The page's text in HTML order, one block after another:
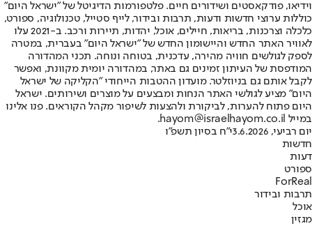
וידיאו, פודקאסטים ושידורים חיים. פלטפורמות הדיגיטל של "ישראל היום"
כוללות ערוצי חדשות ודעות, תרבות ובידור, לייף סטייל, טכנולוגיה, ספורט,
כלכלה וצרכנות, בריאות, חיילים, אוכל, יהדות, תיירות ורכב. ב-2021 עלו
לאוויר האתר החדש והיישומון החדש של "ישראל היום" בעברית, במטרה
לספק לגולשים חוויה מהירה, עדכנית, בטוחה ונוחה. תכני המהדורה
המודפסת של העיתון זמינים גם באתר, במהדורה יומית מקוונת, ואפשר
לקבל אותם גם בניוזלטר. מועדון ההטבות הייחודי "הקליקה של ישראל
היום" מציע לגולשי האתר הנחות ומבצעים על מוצרים ושירותים. ישראל
היום פתוח להערות, לביקורת ולהצעות לשיפור מקהל הקוראים. פנו אלינו
במייל hayom@israelhayom.co.il.
יום רביעי, 3.6.2026
י"ח בסיון תשפ"ו
חדשות
דעות
ספורט
ForReal
תרבות ובידור
אוכל
מגזין